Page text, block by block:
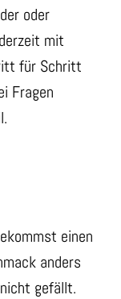
oder
mit
für Schritt
Fragen
einen
anders
gefällt.